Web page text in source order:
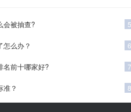
会被抽查?
怎么办？
名前十哪家好?
准？
5
6
7
8